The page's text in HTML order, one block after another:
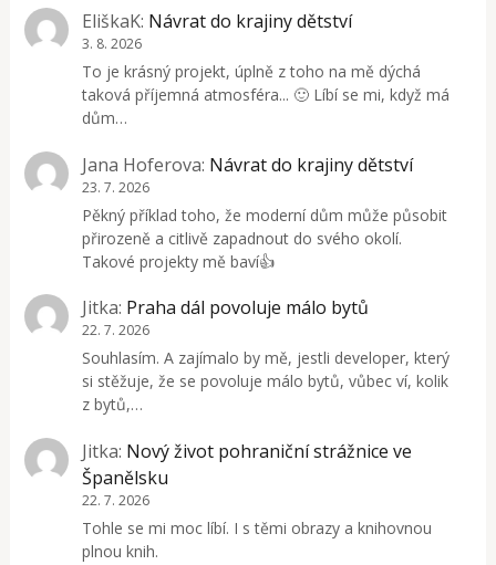
EliškaK: Návrat do krajiny dětství
3. 8. 2026
To je krásný projekt, úplně z toho na mě dýchá
taková příjemná atmosféra... 🙂 Líbí se mi, když má
dům…
Jana Hoferova: Návrat do krajiny dětství
23. 7. 2026
Pěkný příklad toho, že moderní dům může působit
přirozeně a citlivě zapadnout do svého okolí.
Takové projekty mě baví👍
Jitka: Praha dál povoluje málo bytů
22. 7. 2026
Souhlasím. A zajímalo by mě, jestli developer, který
si stěžuje, že se povoluje málo bytů, vůbec ví, kolik
z bytů,…
Jitka: Nový život pohraniční strážnice ve
Španělsku
22. 7. 2026
Tohle se mi moc líbí. I s těmi obrazy a knihovnou
plnou knih.